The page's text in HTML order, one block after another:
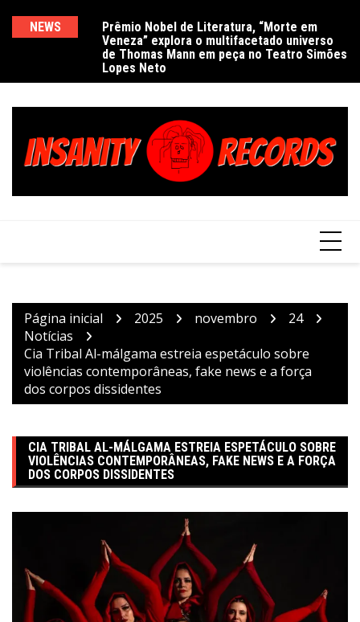
NEWS
Prêmio Nobel de Literatura, “Morte em
Veneza” explora o multifacetado universo
de Thomas Mann em peça no Teatro Simões
Lopes Neto
Página inicial 2025 novembro
24
Notícias
Cia Tribal Al-málgama estreia espetáculo sobre
violências contemporâneas, fake news e a força
dos corpos dissidentes
CIA TRIBAL AL-MÁLGAMA ESTREIA ESPETÁCULO SOBRE
VIOLÊNCIAS CONTEMPORÂNEAS, FAKE NEWS E A FORÇA
DOS CORPOS DISSIDENTES